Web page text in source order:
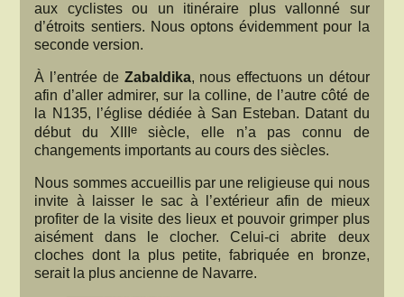
aux cyclistes ou un itinéraire plus vallonné sur
d’étroits sentiers. Nous optons évidemment pour la
seconde version.
À l’entrée de Zabaldika, nous effectuons un détour
afin d’aller admirer, sur la colline, de l’autre côté de
la N135, l’église dédiée à San Esteban. Datant du
début du XIII esiècle, elle n’a pas connu de
changements importants au cours des siècles.
Nous sommes accueillis par une religieuse qui nous
invite à laisser le sac à l’extérieur afin de mieux
profiter de la visite des lieux et pouvoir grimper plus
aisément dans le clocher. Celui-ci abrite deux
cloches dont la plus petite, fabriquée en bronze,
serait la plus ancienne de Navarre.